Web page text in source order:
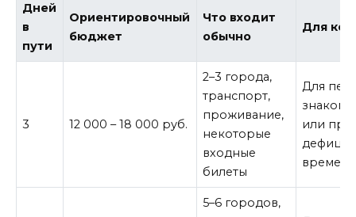
Дней
в
пути
Ориентировочный
бюджет
Что входит
обычно
Для
3 12 000 – 18 000 руб.
2–3 города,
транспорт,
проживание,
некоторые
входные
билеты
Для
или при
5–6 городов,